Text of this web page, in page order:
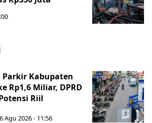
Kabupaten
Rp1,6 Miliar, DPRD
Riil
Agu 2026 - 11:56